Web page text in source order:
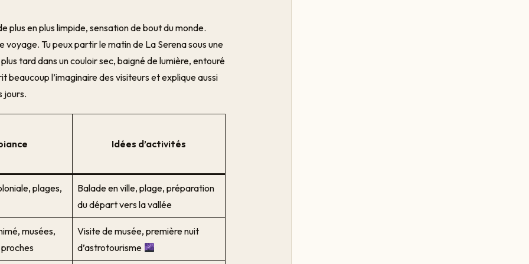
plus en plus limpide, sensation de bout du monde.
Tu peux partir le matin de La Serena sous une
tard dans un couloir sec, baigné de lumière, entouré
l’imaginaire des visiteurs et explique aussi
jours.
Idées d’activités
plages,
Balade en ville, plage, préparation
du départ vers la vallée
musées,
Visite de musée, première nuit
d’astrotourisme